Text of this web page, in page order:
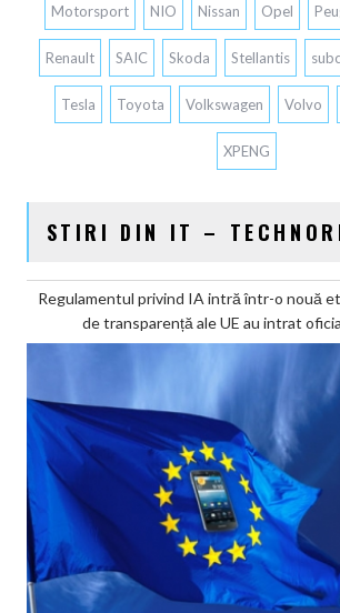
Motorsport NIO Nissan Opel
Renault SAIC Skoda Stellantis
Tesla Toyota Volkswagen Volvo
XPENG
STIRI DIN IT –
Regulamentul privind IA intră într-o nouă
de transparență ale UE au intrat